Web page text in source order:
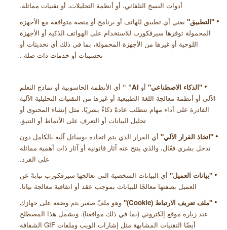
أدوات النسخ التلقائي، أو أنظمة التحليلات، أو تقنيات مماثلة.
•
"التطبيق" يعني أي تطبيق للهاتف أو برنامج أو منصة متوافقة مع الأجهزة
المحمولة توفرها سيرفكورب للاستخدام على الهواتف الذكية أو الأجهزة
اللوحية أو غيرها من الأجهزة المحمولة، بما في ذلك أي تحديثات أو
تحسينات أو خدمات ذات صلة .
•
"الذكاء الاصطناعي" أو AI
”
“ أي الأنظمة الحاسوبية أو نماذج التعلم
الآلي أو أنظمة معالجة اللغة الطبيعية أو غيرها من التقنيات التحليلية الآلية
القادرة على أداء مهام تتطلب عادةً ذكاءً بشريًا، مثل إنشاء المحتوى أو
تحليل البيانات أو التعرف على الأنماط أو التنبؤ.
•
"اتخاذ القرار الآلي" أي القرار الذي يتم اتخاذه بوسائل آلية بالكامل دون
تدخل بشري فعّال، والذي ينتج عنه آثار قانونية أو آثار ذات أهمية مماثلة
على الفرد.
•
"بيانات العميل" أي البيانات الشخصية التي تعالجها سيرفكورب نيابةً عن
العميل بصفتها معالجًا للبيانات بموجب عقد أو اتفاقية معالجة بيانا.
•
"ملف تعريف الارتباط ( Cookie
)
" وهو ملفّ صغير يتم وضعه على جهازك
عند زيارة موقع إلكتروني (بما في ذلك مواقعنا). ويشمل هذا المصطلح
أيضًا التقنيات المشابهة مثل إشارات الويب وملفات GIF الشفافة